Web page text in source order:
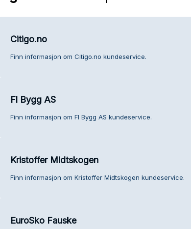
Citigo.no
Finn informasjon om Citigo.no kundeservice.
Fl Bygg AS
Finn informasjon om Fl Bygg AS kundeservice.
Kristoffer Midtskogen
Finn informasjon om Kristoffer Midtskogen kundeservice.
EuroSko Fauske